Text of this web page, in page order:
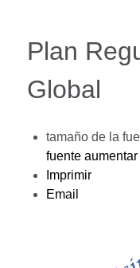
Plan
Global
tamaño de la
fuente
Imprimir
Email